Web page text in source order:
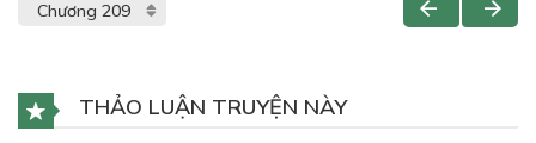
THẢO LUẬN TRUYỆN NÀY